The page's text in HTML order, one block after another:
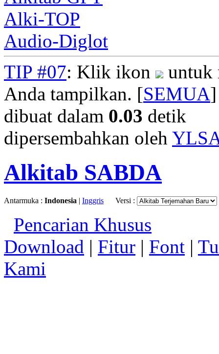
Alki-TOP
Audio-Diglot
TIP #07: Klik ikon
untuk
Anda tampilkan. [SEMUA]
dibuat dalam 0.03 detik
dipersembahkan oleh
Alkitab SABDA
Antarmuka : Indonesia | Inggris Versi :
Pencarian Khusus
Download | Fitur | Font |
Kami